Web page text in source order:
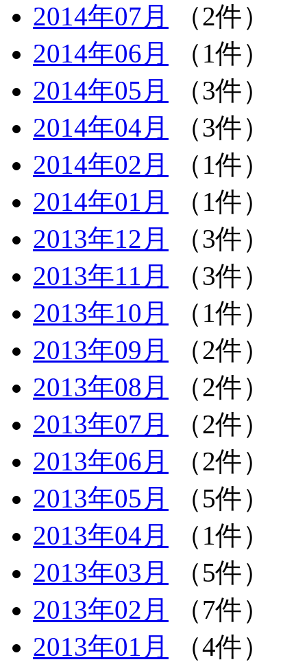
2014年07月
（2件）
2014年06月
（1件）
2014年05月
（3件）
2014年04月
（3件）
2014年02月
（1件）
2014年01月
（1件）
2013年12月
（3件）
2013年11月
（3件）
2013年10月
（1件）
2013年09月
（2件）
2013年08月
（2件）
2013年07月
（2件）
2013年06月
（2件）
2013年05月
（5件）
2013年04月
（1件）
2013年03月
（5件）
2013年02月
（7件）
2013年01月
（4件）